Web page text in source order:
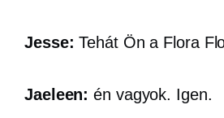
Jesse: Tehát Ön a Flora
Jaeleen: én vagyok. Igen.